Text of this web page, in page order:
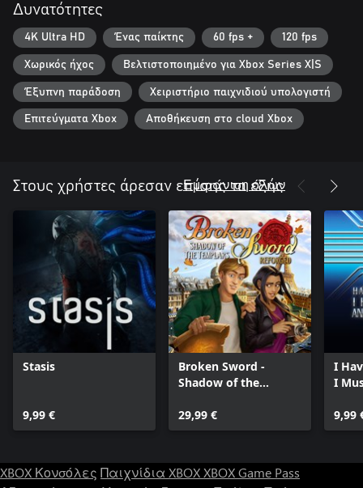
Δυνατότητες
4K Ultra HD Ένας παίκτης 60 fps + 120 fps
Χωρικός ήχος Βελτιστοποιημένο για Xbox Series X|S
Έξυπνη παράδοση Χειριστήριο παιχνιδιού υπολογιστή
Επιτεύγματα Xbox Αποθήκευση στο cloud Xbox
Στους χρήστες άρεσαν επίσης τα εξής
Εμφάνιση όλων
Stasis
9,99 €
Broken Sword -
Shadow of the
29,99 €
I
I
9,99
XBOX Κονσόλες Παιχνίδια XBOXXBOX Game Pass